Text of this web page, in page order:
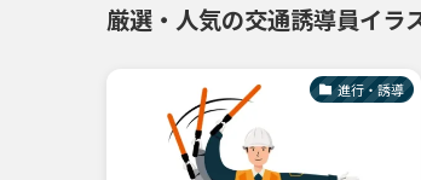
厳選・人気の交通誘導員イラ
進行・誘導